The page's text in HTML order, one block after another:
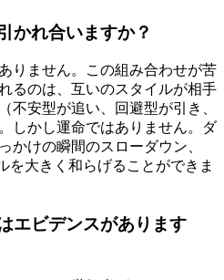
かれ合いますか？
りません。この組み合わせが苦
るのは、互いのスタイルが相手
不安型が追い、回避型が引き、
しかし運命ではありません。ダ
かけの瞬間のスローダウン、
を大きく和らげることができま
エビデンスがあります